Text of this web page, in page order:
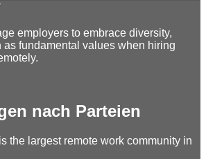
employers to embrace diversity,
fundamental values when hiring
nach Parteien
the largest remote work community in